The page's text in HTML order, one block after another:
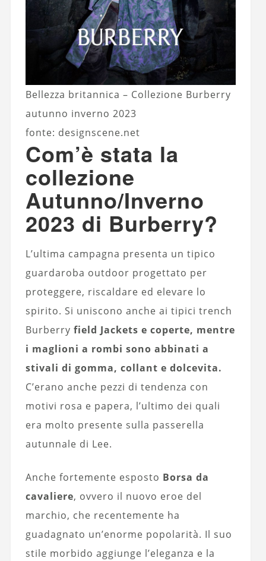
Bellezza britannica – Collezione Burberry
autunno inverno 2023
fonte: designscene.net
Com’è stata la
collezione
Autunno/Inverno
2023 di Burberry?
L’ultima campagna presenta un tipico
guardaroba outdoor progettato per
proteggere, riscaldare ed elevare lo
spirito. Si uniscono anche ai tipici trench
Burberry field Jackets e coperte, mentre
i maglioni a rombi sono abbinati a
stivali di gomma, collant e dolcevita.
C’erano anche pezzi di tendenza con
motivi rosa e papera, l’ultimo dei quali
era molto presente sulla passerella
autunnale di Lee.
Anche fortemente esposto Borsa da
cavaliere, ovvero il nuovo eroe del
marchio, che recentemente ha
guadagnato un’enorme popolarità. Il suo
stile morbido aggiunge l’eleganza e la